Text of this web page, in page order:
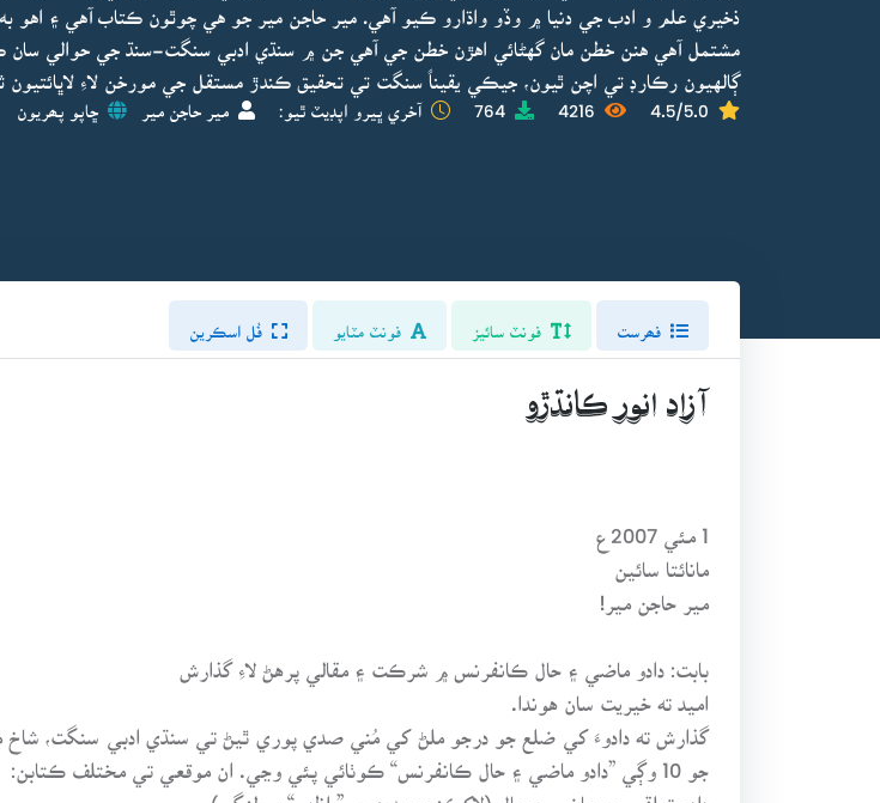
ذخيري علم و ادب جي دنيا ۾ وڏو واڌارو ڪيو آهي. مير حاجن مير جو هي چوٿون ڪتاب آهي ۽ اهو
مشتمل آهي هنن خطن مان گهڻائي اهڙن خطن جي آهي جن ۾ سنڌي ادبي سنگت-سنڌ جي حوالي سان
ڳالهيون رڪارڊ تي اچن ٿيون، جيڪي يقيناً سنگت تي تحقيق ڪندڙ مستقل جي مورخن لاءِ لاڀائتيون
4.5/5.0
4216
764 آخري ڀيرو اپڊيٽ ٿيو: مير حاجن مير ڇاپو پھريون
فُل اسڪرين
آزاد انور ڪانڌڙو
1 مئي 2007ع
مانائتا سائين
مير حاجن مير!
بابت: دادو ماضي ۽ حال ڪانفرنس ۾ شرڪت ۽ مقالي پرهڻ لاءِ گذارش
اميد ته خيريت سان هوندا.
دادو تعلقي جو ماضي ۽ حال (لاکڪ: محمد عرس” اظهر“ سولنگي)